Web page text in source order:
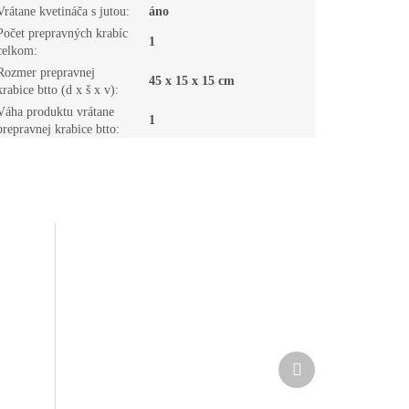
Ďalší
produkt
kvetináča s jutou:
áno
prepravných krabíc
:
1
prepravnej
btto (d x š x v):
45 x 15 x 15 cm
produktu vrátane
krabice btto:
1